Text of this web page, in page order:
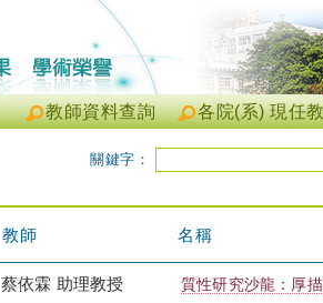
各院(系) 現任
教師資料查詢
關鍵字：
教師 名稱
蔡依霖 助理教授 質性研究沙龍：厚